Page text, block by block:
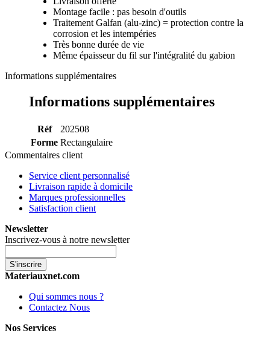
Montage facile : pas besoin d'outils
Traitement Galfan (alu-zinc) = protection contre la
corrosion et les intempéries
Très bonne durée de vie
Même épaisseur du fil sur l'intégralité du gabion
Informations supplémentaires
Informations supplémentaires
Réf
202508
Forme Rectangulaire
Commentaires client
Service client personnalisé
Livraison rapide à domicile
Marques professionnelles
Satisfaction client
Newsletter
Inscrivez-vous à notre newsletter
S'inscrire
Materiauxnet.com
Qui sommes nous ?
Contactez Nous
Nos Services